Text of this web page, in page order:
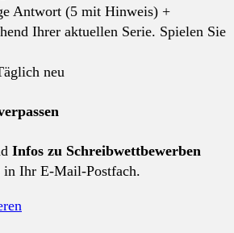
Antwort (5 mit Hinweis) +
Ihrer aktuellen Serie. Spielen Sie
neu
Infos zu Schreibwettbewerben
in Ihr E-Mail-Postfach.